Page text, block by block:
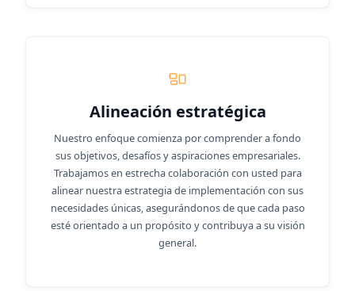
Alineación estratégica
Nuestro enfoque comienza por comprender a fondo
sus objetivos, desafíos y aspiraciones empresariales.
Trabajamos en estrecha colaboración con usted para
alinear nuestra estrategia de implementación con sus
necesidades únicas, asegurándonos de que cada paso
esté orientado a un propósito y contribuya a su visión
general.